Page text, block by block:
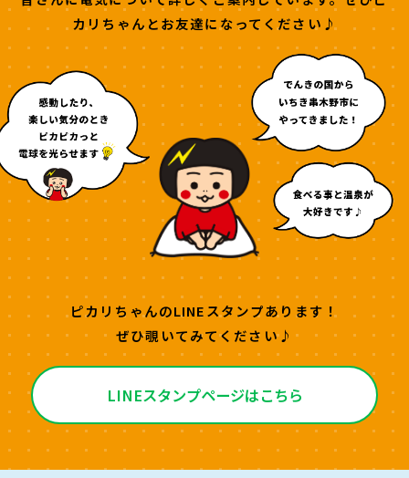
カリちゃんとお友達になってください♪
ピカリちゃんのLINEスタンプあります！
ぜひ覗いてみてください♪
LINEスタンプページはこちら